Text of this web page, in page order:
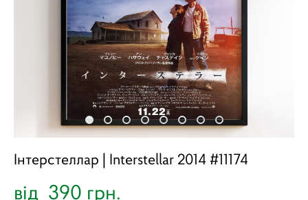
Інтерстеллар | Interstellar 2014 #11174
від 390 грн.